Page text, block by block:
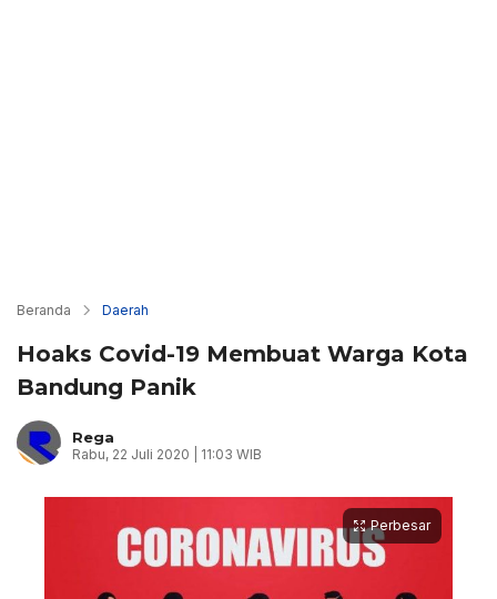
Beranda Daerah
Hoaks Covid-19 Membuat Warga Kota
Bandung Panik
Rega
Rabu, 22 Juli 2020 | 11:03 WIB
Perbesar